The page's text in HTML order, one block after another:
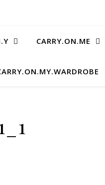
CARRY.ON.ME